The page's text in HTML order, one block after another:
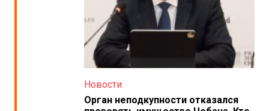
Новости
Орган неподкупности отказался